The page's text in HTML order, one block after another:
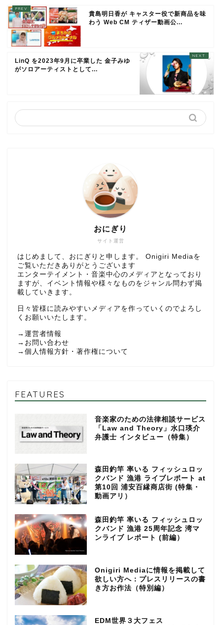
貴島明日香が キャスター役で新商品を味
わう Web CM ティザー動画公...
LinQ を2023年9月に卒業した 金子みゆ
がソロアーティストとして...
サイト運営
おにぎり
はじめまして、おにぎりと申します。 Onigiri Mediaを
ご覧いただきありがとうございます
エンターテイメント・音楽中心のメディアとなっており
ますが、イベント情報や様々なものをジャンル問わず掲
載していきます。
日々皆様に読みやすいメディアを作っていくのでよろし
くお願いいたします。
→ 運営者情報
→ お問い合わせ
→ 個人情報方針・著作権について
FEATURES
音楽家のための法律相談サービス
「Law and Theory」水口瑛介
弁護士 インタビュー（特集）
森田釣竿 率いる フィッシュロッ
クバンド 漁港 ライブレポート at
第10回 浦安百縁商店街 (特集・
動画アリ）
森田釣竿 率いる フィッシュロッ
クバンド 漁港 25周年記念 湾マ
ンライブ レポート (前編）
Onigiri Mediaに情報を掲載して
欲しい方へ：プレスリリースの書
き方お作法（特別編）
EDM世界３大フェス